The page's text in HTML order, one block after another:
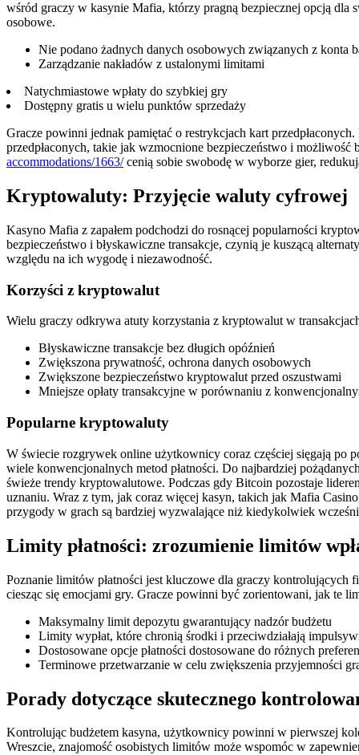
wśród graczy w kasynie Mafia, którzy pragną bezpiecznej opcją dla
osobowe.
Nie podano żadnych danych osobowych związanych z konta
Zarządzanie nakładów z ustalonymi limitami
Natychmiastowe wpłaty do szybkiej gry
Dostępny gratis u wielu punktów sprzedaży
Gracze powinni jednak pamiętać o restrykcjach kart
przedpłaconych, takie jak wzmocnione bezpieczeństwo i
accommodations/1663/cenią sobie swobodę w wyborze gier,
Kryptowaluty: Przyjęcie waluty cyfrowej
Kasyno Mafia z zapałem podchodzi do rosnącej popularności
bezpieczeństwo i błyskawiczne transakcje, czynią je kuszącą
względu na ich wygodę i niezawodność.
Korzyści z kryptowalut
Wielu graczy odkrywa atuty korzystania z kryptowalut w
Błyskawiczne transakcje bez długich opóźnień
Zwiększona prywatność, ochrona danych osobowych
Zwiększone bezpieczeństwo kryptowalut przed oszustwami
Mniejsze opłaty transakcyjne w porównaniu z
Popularne kryptowaluty
W świecie rozgrywek online użytkownicy coraz częściej sięgają po
wiele konwencjonalnych metod płatności. Do najbardziej
świeże trendy kryptowalutowe. Podczas gdy Bitcoin pozostaje
uznaniu. Wraz z tym, jak coraz więcej kasyn, takich jak Mafia
przygody w grach są bardziej wyzwalające niż kiedykolwiek
Limity płatności: zrozumienie limitów
Poznanie limitów płatności jest kluczowe dla graczy kontrolujących
ciesząc się emocjami gry. Gracze powinni być zorientowani, jak te
Maksymalny limit depozytu gwarantujący nadzór budżetu
Limity wypłat, które chronią środki i przeciwdziałają
Dostosowane opcje płatności dostosowane do różnych
Terminowe przetwarzanie w celu zwiększenia przyjemności
Porady dotyczące skutecznego
Kontrolując budżetem kasyna, użytkownicy powinni w pierwszej
Wreszcie, znajomość osobistych limitów może wspomóc w